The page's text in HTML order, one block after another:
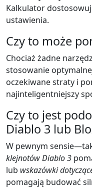
Kalkulator
ustawienia.
Czy to może
Chociaż żadne
stosowanie
oczekiwane straty i
najinteligentniejszy
Czy to jest
Diablo 3 lub
W pewnym
klejnotów Diablo 3
lub wskazówki
pomagają budować